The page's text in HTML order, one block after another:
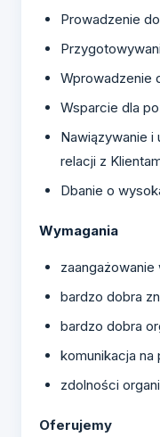
Prowadzenie
Wprowadzenie
Wsparcie dla
Nawiązywanie
relacji z
Dbanie o
Wymagania
bardzo dobra
bardzo dobra
komunikacja
zdolności
Oferujemy